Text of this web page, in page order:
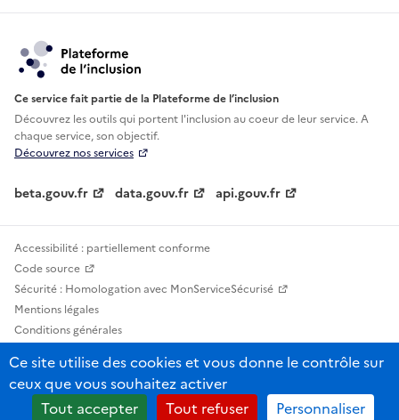
Ce service fait partie de la Plateforme de l’inclusion
Découvrez les outils qui portent l'inclusion aucoeur de leur service. A
chaque service, son objectif.
Découvrez nos services
beta.gouv.fr data.gouv.fr api.gouv.fr
Accessibilité : partiellement conforme
Code source
Sécurité : Homologation avec MonServiceSécurisé
Mentions légales
Conditions générales
Statistiques, lexiques et indicateurs
Sauf mention contraire, tous les contenus de ce site sont sous licence
etalab-2.0
Ce site utilise des cookies et vous donne le contrôle sur
ceux que vous souhaitez activer
Tout accepter
Tout refuser Personnaliser